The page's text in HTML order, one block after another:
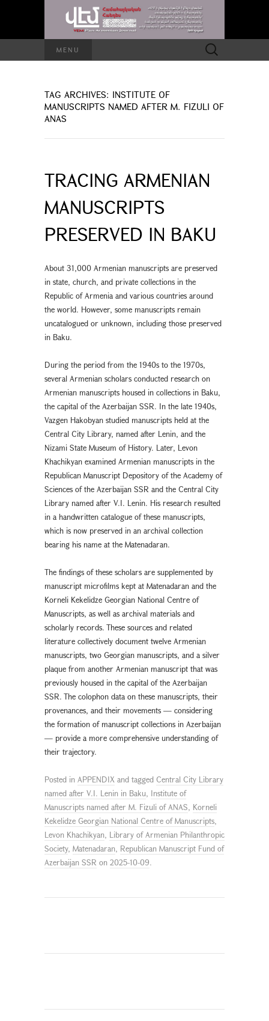
MENU
Search
for:
TAG ARCHIVES: INSTITUTE OF
MANUSCRIPTS NAMED AFTER M. FIZULI OF
ANAS
TRACING ARMENIAN
MANUSCRIPTS
PRESERVED IN BAKU
About 31,000 Armenian manuscripts are preserved
in state, church, and private collections in the
Republic of Armenia and various countries around
the world. However, some manuscripts remain
uncatalogued or unknown, including those preserved
in Baku.
During the period from the 1940s to the 1970s,
several Armenian scholars conducted research on
Armenian manuscripts housed in collections in Baku,
the capital of the Azerbaijan SSR. In the late 1940s,
Vazgen Hakobyan studied manuscripts held at the
Central City Library, named after Lenin, and the
Nizami State Museum of History. Later, Levon
Khachikyan examined Armenian manuscripts in the
Republican Manuscript Depository of the Academy of
Sciences of the Azerbaijan SSR and the Central City
Library named after V.I. Lenin. His research resulted
in a handwritten catalogue of these manuscripts,
which is now preserved in an archival collection
bearing his name at the Matenadaran.
The findings of these scholars are supplemented by
manuscript microfilms kept at Matenadaran and the
Korneli Kekelidze Georgian National Centre of
Manuscripts, as well as archival materials and
scholarly records. These sources and related
literature collectively document twelve Armenian
manuscripts, two Georgian manuscripts, and a silver
plaque from another Armenian manuscript that was
previously housed in the capital of the Azerbaijan
SSR. The colophon data on these manuscripts, their
provenances, and their movements — considering
the formation of manuscript collections in Azerbaijan
— provide a more comprehensive understanding of
their trajectory.
Posted in APPENDIX and tagged Central City Library
named after V.I. Lenin in Baku, Institute of
Manuscripts named after M. Fizuli of ANAS, Korneli
Kekelidze Georgian National Centre of Manuscripts,
Levon Khachikyan, Library of Armenian Philanthropic
Society, Matenadaran, Republican Manuscript Fund of
Azerbaijan SSR on 2025-10-09.